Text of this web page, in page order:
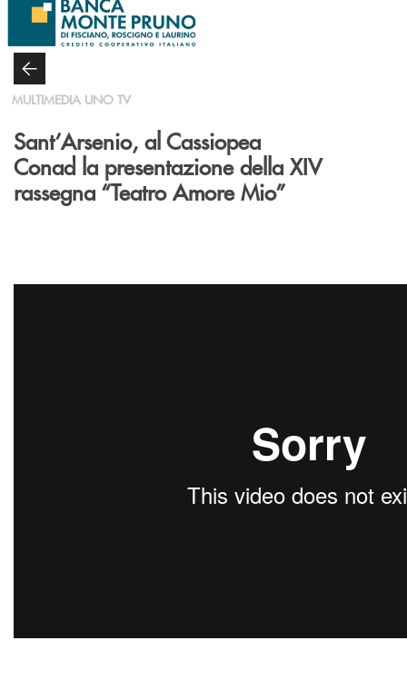
Salta al contenuto principale
MULTIMEDIA UNO TV
Sant’Arsenio, al Cassiopea
Conad la presentazione della XIV
rassegna “Teatro Amore Mio”